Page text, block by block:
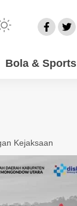
Bola & Sports
Kejaksaan